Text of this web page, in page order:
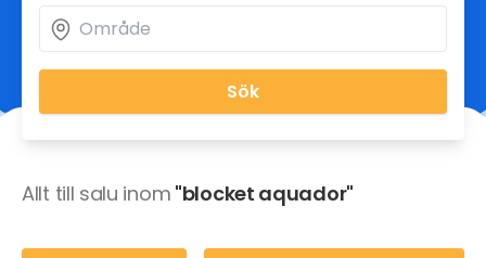
Sök
Allt till salu inom "blocket aquador"